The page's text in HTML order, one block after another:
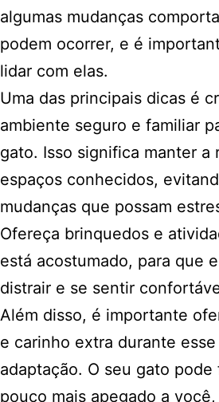
algumas mudanças
podem ocorrer, e é
lidar com elas.
Uma das principais dicas é
ambiente seguro e familiar
gato. Isso significa manter a
espaços conhecidos,
mudanças que possam
Ofereça brinquedos e
está acostumado, para que
distrair e se sentir
Além disso, é importante
e carinho extra durante
adaptação. O seu gato pode
pouco mais apegado a